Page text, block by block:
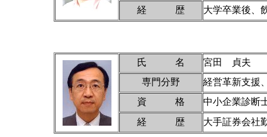
経 歴
大学卒業後、
氏 名
宮田 貞夫
専門分野
経営革新支援
資 格
中小企業診断
経 歴
大手証券会社